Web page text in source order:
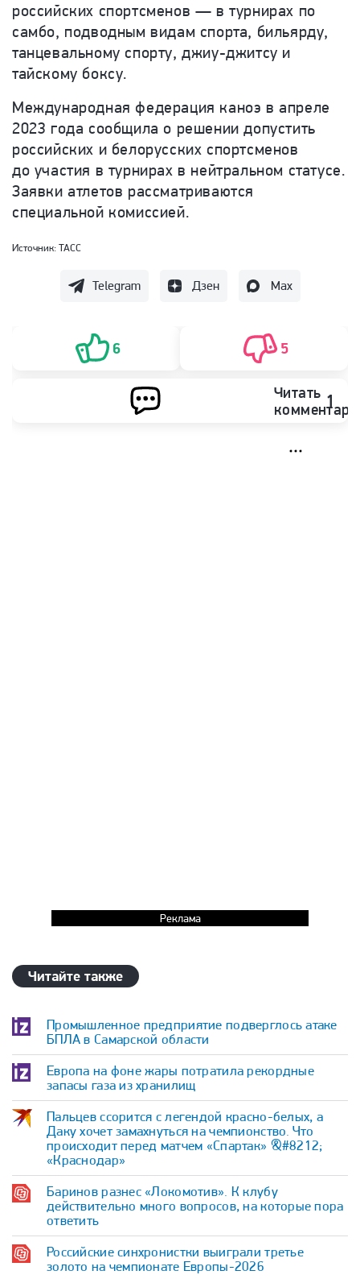
российских спортсменов — в турнирах по
самбо, подводным видам спорта, бильярду,
танцевальному спорту, джиу-джитсу и
тайскому боксу.
Международная федерация каноэ в апреле
2023 года сообщила о решении допустить
российских и белорусских спортсменов
до участия в турнирах в нейтральном статусе.
Заявки атлетов рассматриваются
специальной комиссией.
Источник: ТАСС
Telegram Дзен Max
6 5
Читать 1
Реклама
Читайте также
Промышленное предприятие подверглось атаке
БПЛА в Самарской области
Европа на фоне жары потратила рекордные
запасы газа из хранилищ
Пальцев ссорится с легендой красно-белых, а
Даку хочет замахнуться на чемпионство. Что
происходит перед матчем «Спартак» &#8212;
«Краснодар»
Баринов разнес «Локомотив». К клубу
действительно много вопросов, на которые пора
ответить
Российские синхронистки выиграли третье
золото на чемпионате Европы-2026